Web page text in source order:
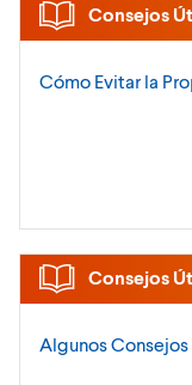
Consejos
Cómo Evitar la
Consejos
Algunos Consejos